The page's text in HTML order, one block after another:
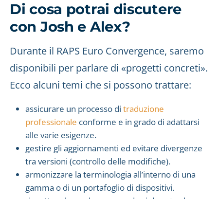
Di cosa potrai discutere
con Josh e Alex?
Durante il RAPS Euro Convergence, saremo
disponibili per parlare di «progetti concreti».
Ecco alcuni temi che si possono trattare:
assicurare un processo di traduzione
professionale conforme e in grado di adattarsi
alle varie esigenze.
gestire gli aggiornamenti ed evitare divergenze
tra versioni (controllo delle modifiche).
armonizzare la terminologia all’interno di una
gamma o di un portafoglio di dispositivi.